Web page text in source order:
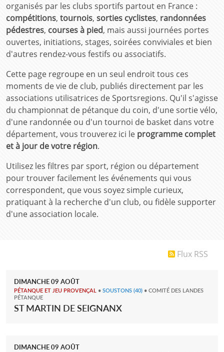
organisés par les clubs sportifs partout en France :
compétitions, tournois, sorties cyclistes, randonnées
pédestres, courses à pied, mais aussi journées portes
ouvertes, initiations, stages, soirées conviviales et bien
d'autres rendez-vous festifs ou associatifs.
Cette page regroupe en un seul endroit tous ces
moments de vie de club, publiés directement par les
associations utilisatrices de Sportsregions. Qu'il s'agisse
du championnat de pétanque du coin, d'une sortie vélo,
d'une randonnée ou d'un tournoi de basket dans votre
département, vous trouverez ici le programme complet
et à jour de votre région.
Utilisez les filtres par sport, région ou département
pour trouver facilement les événements qui vous
correspondent, que vous soyez simple curieux,
pratiquant à la recherche d'un club, ou fidèle supporter
d'une association locale.
Flux RSS
DIMANCHE09 AOÛT
PÉTANQUE ET JEU PROVENÇAL • SOUSTONS (40) • COMITÉ DES LANDES
PÉTANQUE
ST MARTIN DE SEIGNANX
DIMANCHE09 AOÛT